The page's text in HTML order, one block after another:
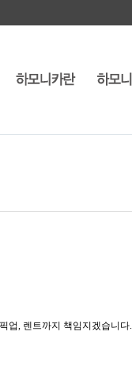
업, 렌트까지 책임지겠습니다.